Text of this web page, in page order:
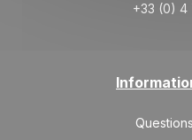
+33 (0) 4